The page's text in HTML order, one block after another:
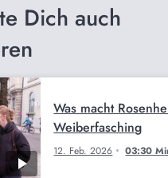
Dich auch
12. Feb. 2026 03:30
Was macht
Weiberfasching